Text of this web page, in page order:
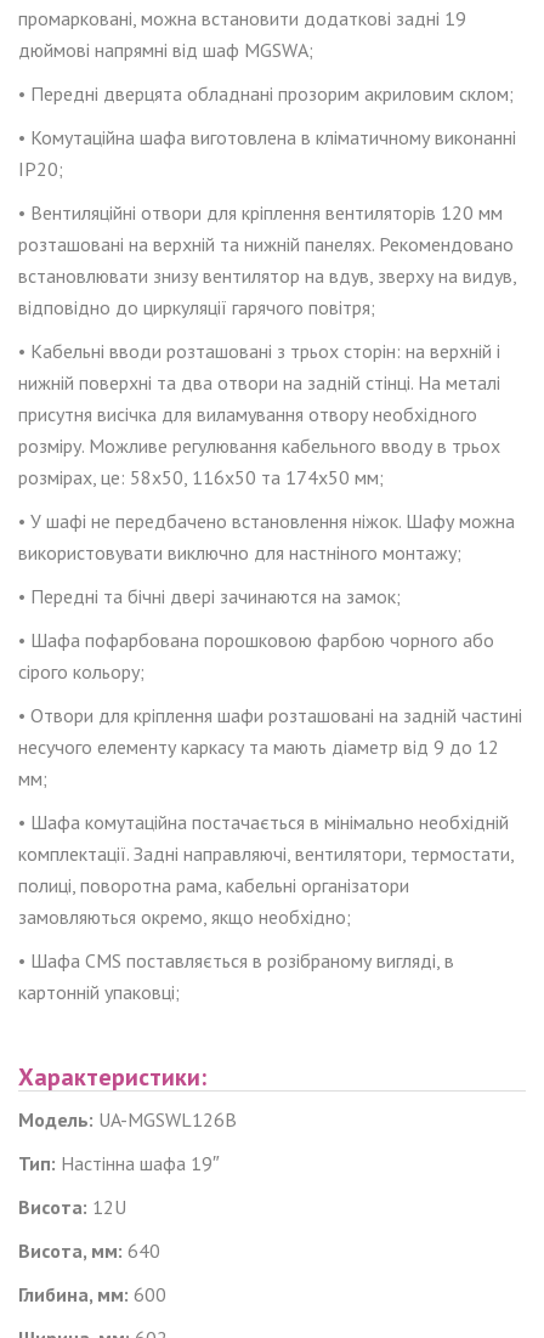
промарковані, можна встановити додаткові задні 19
дюймові напрямні від шаф MGSWA;
• Передні дверцята обладнані прозорим акриловим склом;
• Комутаційна шафа виготовлена в кліматичному виконанні
IP20;
• Вентиляційні отвори для кріплення вентиляторів 120 мм
розташовані на верхній та нижній панелях. Рекомендовано
встановлювати знизу вентилятор на вдув, зверху на видув,
відповідно до циркуляції гарячого повітря;
• Кабельні вводи розташовані з трьох сторін: на верхній і
нижній поверхні та два отвори на задній стінці. На металі
присутня висічка для виламування отвору необхідного
розміру. Можливе регулювання кабельного вводу в трьох
розмірах, це: 58x50, 116x50 та 174x50 мм;
• У шафі не передбачено встановлення ніжок. Шафу можна
використовувати виключно для настніного монтажу;
• Передні та бічні двері зачинаются на замок;
• Шафа пофарбована порошковою фарбою чорного або
сірого кольору;
• Отвори для кріплення шафи розташовані на задній частині
несучого елементу каркасу та мають діаметр від 9 до 12
мм;
• Шафа комутаційна постачається в мінімально необхідній
комплектації. Задні направляючі, вентилятори, термостати,
полиці, поворотна рама, кабельні організатори
замовляються окремо, якщо необхідно;
• Шафа CMS поставляється в розібраному вигляді, в
картонній упаковці;
Характеристики:
Модель: UA-MGSWL126B
Тип: Настінна шафа 19″
Висота: 12U
Висота, мм: 640
Глибина, мм: 600